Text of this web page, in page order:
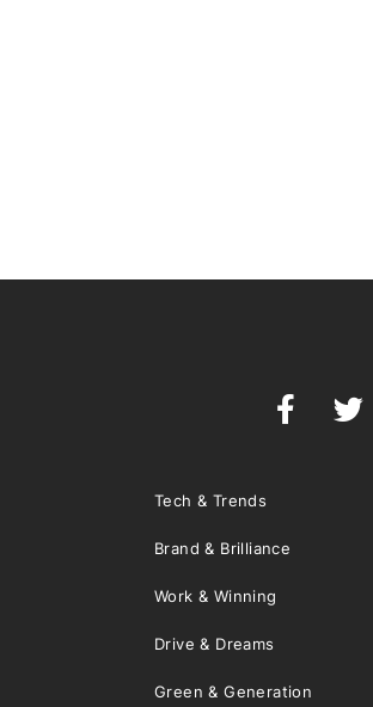
Tech & Trends
Brand & Brilliance
Work & Winning
Drive & Dreams
Green & Generation